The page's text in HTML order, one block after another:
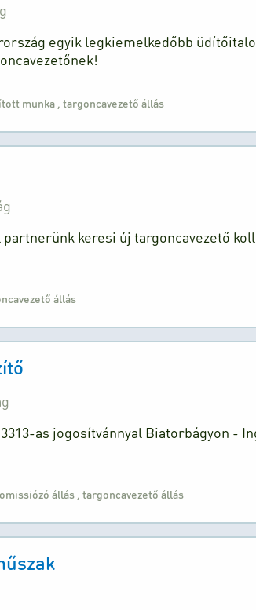
egyik legkiemelkedőbb
munka ,targoncavezető állás
keresi új targoncavezető
állás
as jogosítvánnyal Biatorbágyon -
állás ,targoncavezető állás